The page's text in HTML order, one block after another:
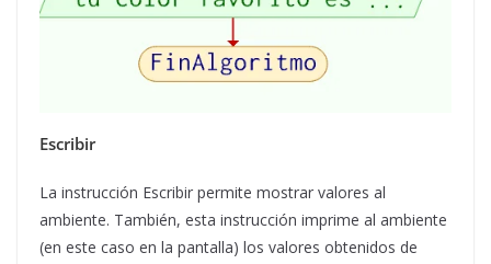
Escribir
La instrucción Escribir permite mostrar valores al
ambiente. También, esta instrucción imprime al ambiente
(en este caso en la pantalla) los valores obtenidos de